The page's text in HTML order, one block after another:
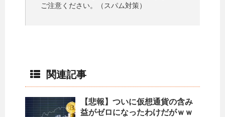
ご注意ください。（スパム対策）
関連記事
【悲報】ついに仮想通貨の含み
益がゼロになったわけだがｗｗ